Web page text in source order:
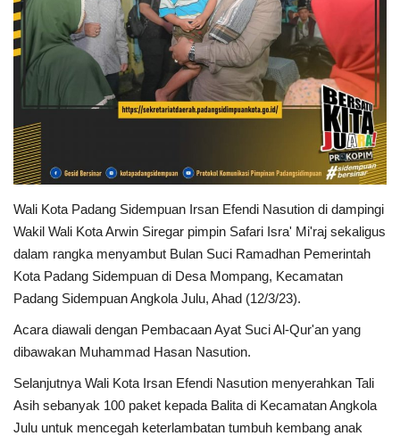
DOKUMENTASI
VISI MISI
OPD
KONTAK
DANA DESA
Language
English INDONESIA INDONESIA
Wali Kota Padang Sidempuan Irsan Efendi Nasution di dampingi
Wakil Wali Kota Arwin Siregar pimpin Safari Isra' Mi'raj sekaligus
dalam rangka menyambut Bulan Suci Ramadhan Pemerintah
Kota Padang Sidempuan di Desa Mompang, Kecamatan
Padang Sidempuan Angkola Julu, Ahad (12/3/23).
Acara diawali dengan Pembacaan Ayat Suci Al-Qur'an yang
dibawakan Muhammad Hasan Nasution.
Selanjutnya Wali Kota Irsan Efendi Nasution menyerahkan Tali
Asih sebanyak 100 paket kepada Balita di Kecamatan Angkola
Julu untuk mencegah keterlambatan tumbuh kembang anak